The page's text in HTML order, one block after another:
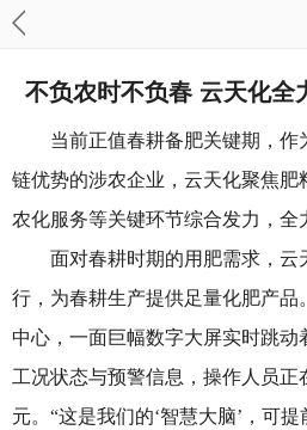
不负农时不负春 云天化全
当前正值春耕备肥关键期，作
链优势的涉农企业，云天化聚焦肥
农化服务等关键环节综合发力，全
面对春耕时期的用肥需求，云
行，为春耕生产提供足量化肥产品
中心，一面巨幅数字大屏实时跳动
工况状态与预警信息，操作人员正
元。“这是我们的‘智慧大脑’，可